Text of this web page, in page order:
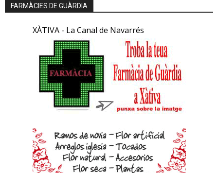
FARMÀCIES DE GUÀRDIA
XÀTIVA - La Canal de Navarrés